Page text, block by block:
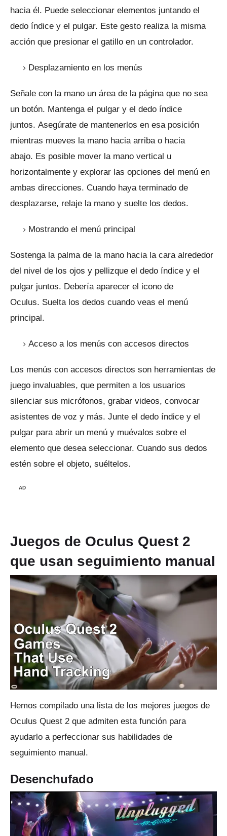
hacia él. Puede seleccionar elementos juntando el
dedo índice y el pulgar. Este gesto realiza la misma
acción que presionar el gatillo en un controlador.
Desplazamiento en los menús
Señale con la mano un área de la página que no sea
un botón. Mantenga el pulgar y el dedo índice
juntos. Asegúrate de mantenerlos en esa posición
mientras mueves la mano hacia arriba o hacia
abajo. Es posible mover la mano vertical u
horizontalmente y explorar las opciones del menú en
ambas direcciones. Cuando haya terminado de
desplazarse, relaje la mano y suelte los dedos.
Mostrando el menú principal
Sostenga la palma de la mano hacia la cara alrededor
del nivel de los ojos y pellizque el dedo índice y el
pulgar juntos. Debería aparecer el icono de
Oculus. Suelta los dedos cuando veas el menú
principal.
Acceso a los menús con accesos directos
Los menús con accesos directos son herramientas de
juego invaluables, que permiten a los usuarios
silenciar sus micrófonos, grabar videos, convocar
asistentes de voz y más. Junte el dedo índice y el
pulgar para abrir un menú y muévalos sobre el
elemento que desea seleccionar. Cuando sus dedos
estén sobre el objeto, suéltelos.
AD
Juegos de Oculus Quest 2
que usan seguimiento manual
Hemos compilado una lista de los mejores juegos de
Oculus Quest 2 que admiten esta función para
ayudarlo a perfeccionar sus habilidades de
seguimiento manual.
Desenchufado